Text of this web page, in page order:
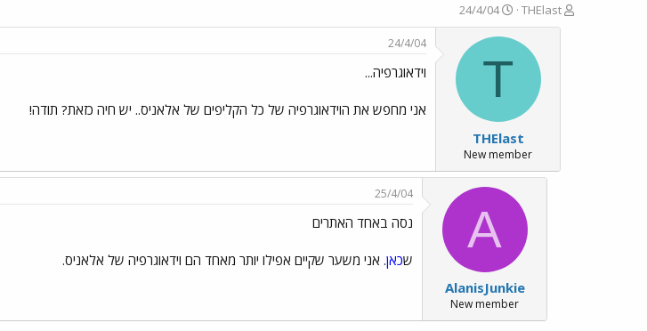
פ
ו
THElast
פ
ו
ר
א
ר
י
ך
24/4/04
T
THElast
New member
24/4/04
וידאוגרפיה...
אני מחפש את הוידאוגרפיה של כל הקליפים של אלאניס.. יש חיה כזאת? תודה!
A
AlanisJunkie
New member
25/4/04
נסה באחד האתרים
שכאן. אני משער שקיים אפילו יותר מאחד הם וידאוגרפיה של אלאניס.